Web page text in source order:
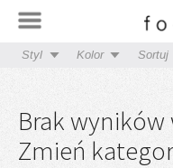
Styl Kolor Sortuj
Brak
Zmień